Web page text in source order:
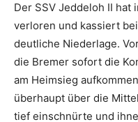
Der SSV Jeddeloh II hat
verloren und kassiert
deutliche Niederlage.
die Bremer sofort die
am Heimsieg
überhaupt über die
tief einschnürte und